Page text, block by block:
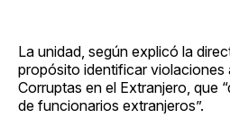
La unidad, según explicó la
propósito identificar violaciones
Corruptas en el Extranjero, que
de funcionarios extranjeros”.